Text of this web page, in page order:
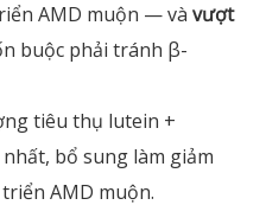
AMD muộn — và vượt
buộc phải tránh β-
tiêu thụ lutein +
bổ sung làm giảm
AMD muộn.